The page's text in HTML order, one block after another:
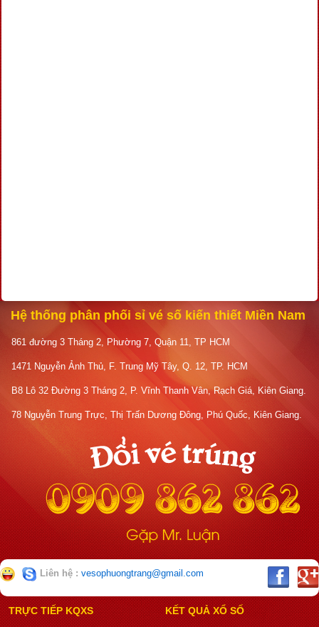
Hệ thống phân phối sỉ vé số kiến thiết Miền Nam
861 đường 3 Tháng 2, Phường 7, Quận 11, TP HCM
1471 Nguyễn Ảnh Thủ, F. Trung Mỹ Tây, Q. 12, TP. HCM
B8 Lô 32 Đường 3 Tháng 2, P. Vĩnh Thanh Vân, Rạch Giá, Kiên Giang.
78 Nguyễn Trung Trực, Thị Trấn Dương Đông, Phú Quốc, Kiên Giang.
Liên hệ : vesophuongtrang@gmail.com
TRỰC TIẾP KQXS KẾT QUẢ XỔ SỐ